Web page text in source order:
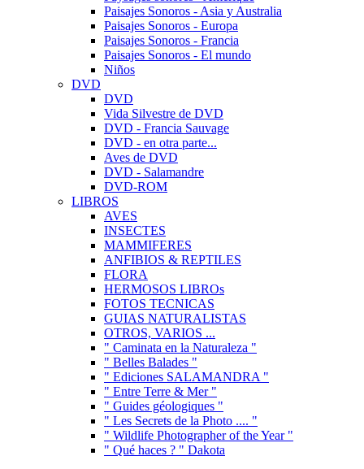
Paisajes Sonoros - Asia y Australia
Paisajes Sonoros - Europa
Paisajes Sonoros - Francia
Paisajes Sonoros - El mundo
Niños
DVD
DVD
Vida Silvestre de DVD
DVD - Francia Sauvage
DVD - en otra parte...
Aves de DVD
DVD - Salamandre
DVD-ROM
LIBROS
AVES
INSECTES
MAMMIFERES
ANFIBIOS & REPTILES
FLORA
HERMOSOS LIBROs
FOTOS TECNICAS
GUIAS NATURALISTAS
OTROS, VARIOS ...
" Caminata en la Naturaleza "
" Belles Balades "
" Ediciones SALAMANDRA "
" Entre Terre & Mer "
" Guides géologiques "
" Les Secrets de la Photo .... "
" Wildlife Photographer of the Year "
" Qué haces ? " Dakota